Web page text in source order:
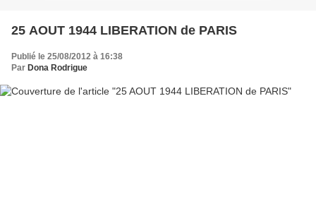
25 AOUT 1944 LIBERATION de PARIS
Publié le 25/08/2012 à 16:38
Par Dona Rodrigue